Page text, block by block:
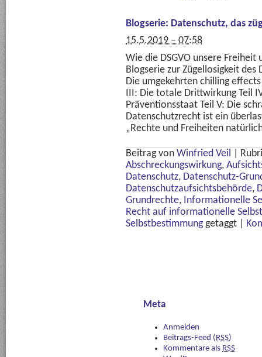
Blogserie: Datenschutz, das
15.5.2019 – 07:58
Wie die DSGVO unsere
Blogserie zur Zügellosigkeit des
Die umgekehrten chilling
III: Die totale Drittwirkung Teil
Präventionsstaat Teil V: Die
Datenschutzrecht ist ein
„Rechte und Freiheiten
Beitrag von Winfried Veil
Abschreckungswirkung,
Datenschutz, Datenschutz-
Datenschutzaufsichtsbehörde,
Grundrechte, Informationelle
Recht auf informationelle
Selbstbestimmunggetaggt
Meta
Anmelden
Beitrags-Feed (RSS)
Kommentare als RSS